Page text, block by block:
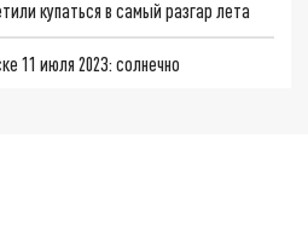
купаться в самый разгар лета
11 июля 2023: солнечно